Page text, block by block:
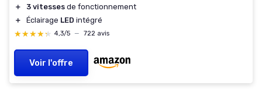
＋
3 vitesses de fonctionnement
＋
Éclairage LED intégré
★★★★★
★★★★★ 4,3/5 — 722 avis
Voir l'offre